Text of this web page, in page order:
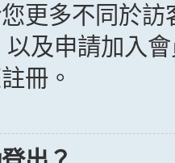
更多不同於
以及申請加入
冊。